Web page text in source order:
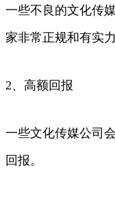
一些不良的文化传
家非常正规和有实
2、高额回报
一些文化传媒公司
回报。